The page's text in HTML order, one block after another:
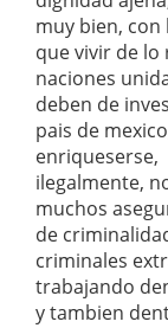
muy bien,
que vivir de lo
naciones
deben de
pais de
enriqueserse,
ilegalmente,
muchos
de
criminales
trabajando
y tambien